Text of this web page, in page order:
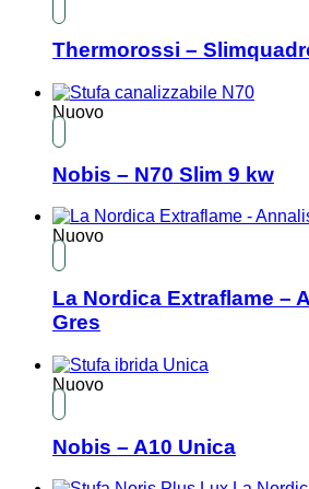
Thermorossi –
Nuovo
Nobis – N70 Slim 9 kw
Nuovo
La Nordica Extraflame –
Gres
Nuovo
Nobis – A10 Unica